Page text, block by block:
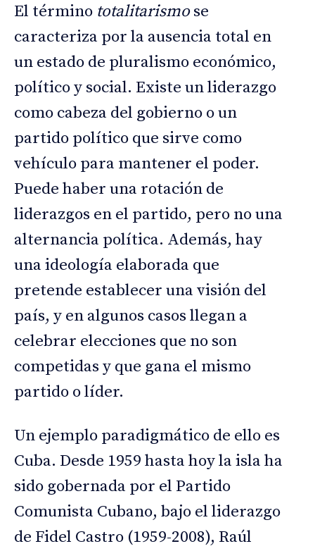
El término totalitarismo se
caracteriza por la ausencia total en
un estado de pluralismo económico,
político y social. Existe un liderazgo
como cabeza del gobierno o un
partido político que sirve como
vehículo para mantener el poder.
Puede haber una rotación de
liderazgos en el partido, pero no una
alternancia política. Además, hay
una ideología elaborada que
pretende establecer una visión del
país, y en algunos casos llegan a
celebrar elecciones que no son
competidas y que gana el mismo
partido o líder.
Un ejemplo paradigmático de ello es
Cuba. Desde 1959 hasta hoy la isla ha
sido gobernada por el Partido
Comunista Cubano, bajo el liderazgo
de Fidel Castro (1959-2008), Raúl